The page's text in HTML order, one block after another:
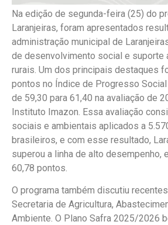
Na edição de segunda-feira (25) do
Laranjeiras, foram apresentados
administração municipal de
de desenvolvimento social e suporte
rurais. Um dos principais destaques
pontos no Índice de Progresso
de 59,30 para 61,40 na avaliação de
Instituto Imazon. Essa avaliação
sociais e ambientais aplicados a
brasileiros, e com esse resultado,
superou a linha de alto desempenho,
60,78 pontos.
O programa também discutiu
Secretaria de Agricultura,
Ambiente. O Plano Safra 2025/2026